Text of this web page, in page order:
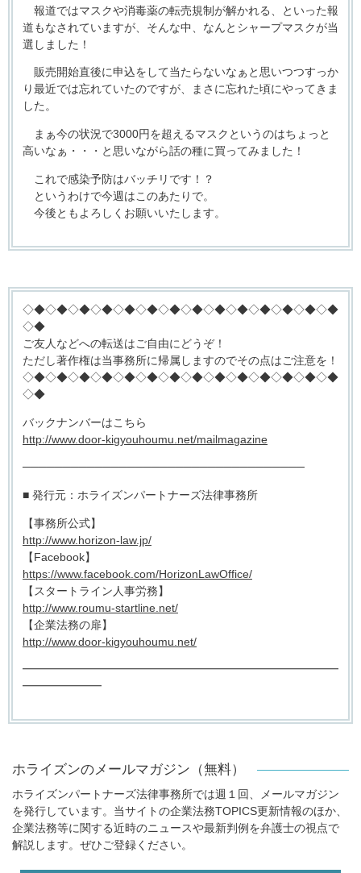
報道ではマスクや消毒薬の転売規制が解かれる、といった報
道もなされていますが、そんな中、なんとシャープマスクが当
選しました！
販売開始直後に申込をして当たらないなぁと思いつつすっか
り最近では忘れていたのですが、まさに忘れた頃にやってきま
した。
まぁ今の状況で3000円を超えるマスクというのはちょっと
高いなぁ・・・と思いながら話の種に買ってみました！
これで感染予防はバッチリです！？
というわけで今週はこのあたりで。
今後ともよろしくお願いいたします。
◇◆◇◆◇◆◇◆◇◆◇◆◇◆◇◆◇◆◇◆◇◆◇◆◇◆◇◆
◇◆
ご友人などへの転送はご自由にどうぞ！
ただし著作権は当事務所に帰属しますのでその点はご注意を！
◇◆◇◆◇◆◇◆◇◆◇◆◇◆◇◆◇◆◇◆◇◆◇◆◇◆◇◆
◇◆
バックナンバーはこちら
http://www.door-kigyouhoumu.net/mailmagazine
───────────────────────────────────
■ 発行元：ホライズンパートナーズ法律事務所
【事務所公式】
http://www.horizon-law.jp/
【Facebook】
https://www.facebook.com/HorizonLawOffice/
【スタートライン人事労務】
http://www.roumu-startline.net/
【企業法務の扉】
http://www.door-kigyouhoumu.net/
━━━━━━━━━━━━━━━━━━━━━━━━━━━━
━━━━━━━
ホライズンのメールマガジン（無料）
ホライズンパートナーズ法律事務所では週１回、メールマガジン
を発行しています。当サイトの企業法務TOPICS更新情報のほか、
企業法務等に関する近時のニュースや最新判例を弁護士の視点で
解説します。ぜひご登録ください。